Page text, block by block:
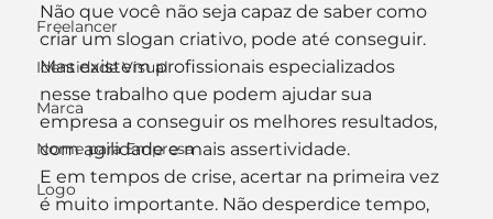
Freelancer
Identidade Visual
Marca
Nome para Empresa
Logo
Não que você não seja capaz de saber como
criar um slogan criativo, pode até conseguir.
Mas existem profissionais especializados
nesse trabalho que podem ajudar sua
empresa a conseguir os melhores resultados,
com agilidade e mais assertividade.
E em tempos de crise, acertar na primeira vez
é muito importante. Não desperdice tempo,